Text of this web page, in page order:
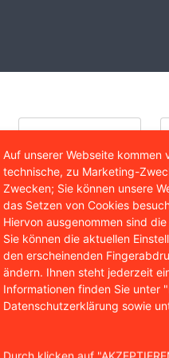
danach für Dezember
Beschäftigung. Aus
bis zum
Auf unserer Webseite kommen
technische, zu Marketing-
Zwecken; Sie können unsere
das Setzen von Cookies
Hiervon ausgenommen sind
Sie können die aktuellen
den erscheinenden
ändern. Ihnen steht jederzeit
Informationen finden Sie unter
Datenschutzerklärung sowie